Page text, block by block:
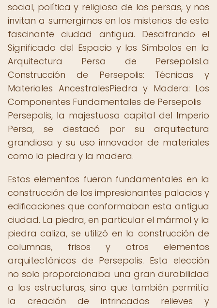
social, política y religiosa de los persas, y nos
invitan a sumergirnos en los misterios de esta
fascinante ciudad antigua. Descifrando el
Significado del Espacio y los Símbolos en la
Arquitectura Persa de PersepolisLa
Construcción de Persepolis: Técnicas y
Materiales AncestralesPiedra y Madera: Los
Componentes Fundamentales de Persepolis
Persepolis, la majestuosa capital del Imperio
Persa, se destacó por su arquitectura
grandiosa y su uso innovador de materiales
como la piedra y la madera.
Estos elementos fueron fundamentales en la
construcción de los impresionantes palacios y
edificaciones que conformaban esta antigua
ciudad. La piedra, en particular el mármol y la
piedra caliza, se utilizó en la construcción de
columnas, frisos y otros elementos
arquitectónicos de Persepolis. Esta elección
no solo proporcionaba una gran durabilidad
a las estructuras, sino que también permitía
la creación de intrincados relieves y